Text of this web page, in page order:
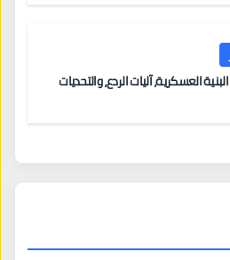
البنية العسكرية، آليات الردع، والتحديات